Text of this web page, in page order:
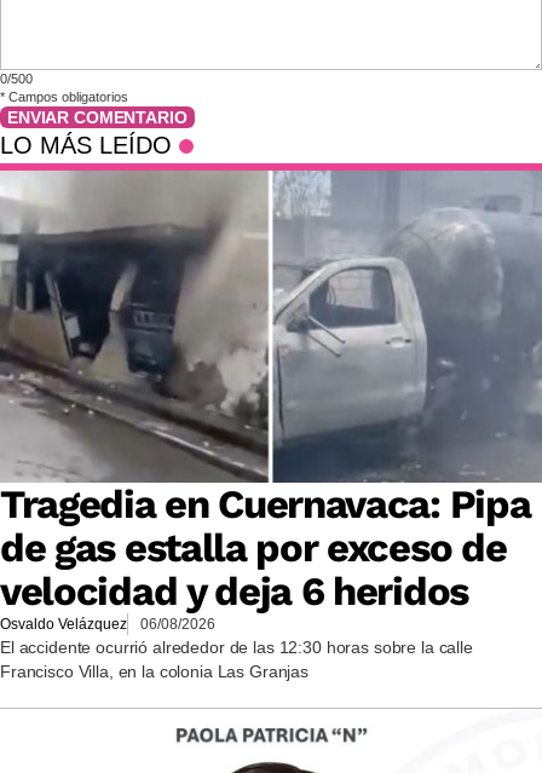
0/500
* Campos obligatorios
ENVIAR COMENTARIO
LO MÁS LEÍDO
Tragedia en Cuernavaca: Pipa
de gas estalla por exceso de
velocidad y deja 6 heridos
Osvaldo Velázquez 06/08/2026
El accidente ocurrió alrededor de las 12:30 horas sobre la calle
Francisco Villa, en la colonia Las Granjas